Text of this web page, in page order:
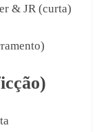
& JR (curta)